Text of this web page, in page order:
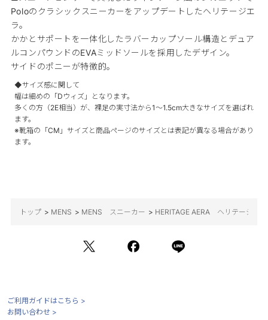
Poloのクラシックスニーカーをアップデートしたヘリテージエ
ラ。
かかとサポートを一体化したラバーカップソール構造とデュア
ルコンパウンドのEVAミッドソールを採用したデザイン。
サイドのポニーが特徴的。
◆サイズ感に関して
幅は細めの「Dウィズ」となります。
多くの方（2E相当）が、裸足の実寸法から1～1.5cm大きなサイズを選ばれ
ます。
※靴箱の「CM」サイズと商品ページのサイズとは表記が異なる場合があり
ます。
トップ > MENS > MENS スニーカー > HERITAGE AERA ヘリテージア
ご利用ガイドはこちら >
お問い合わせ >